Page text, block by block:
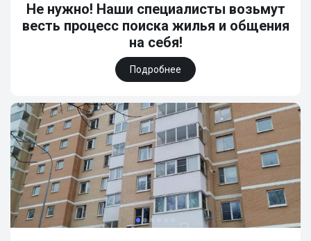
Не нужно! Наши специалисты возьмут
весть процесс поиска жилья и общения
на себя!
Подробнее